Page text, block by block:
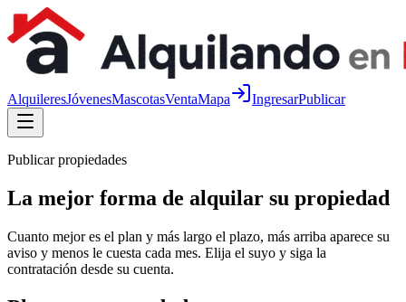
AlquileresJóvenesMascotasVentaMapa IngresarPublicar
Publicar propiedades
La mejor forma de alquilar su propiedad
Cuanto mejor es el plan y más largo el plazo, más arriba aparece su
aviso y menos le cuesta cada mes. Elija el suyo y siga la
contratación desde su cuenta.